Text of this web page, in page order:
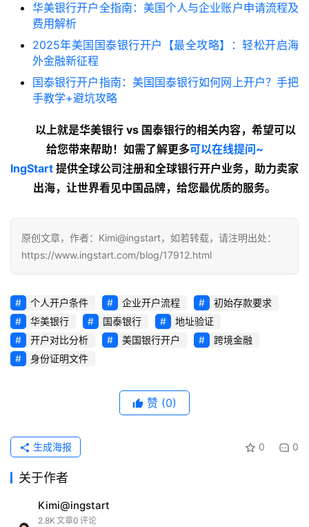
华美银行开户全指南：美国个人与企业账户申请流程及
费用解析
2025年美国国泰银行开户【最全攻略】：轻松开启海
外金融新征程
国泰银行开户指南：美国国泰银行如何网上开户？手把
手教学+避坑攻略
以上就是华美银行 vs 国泰银行的相关内容，希望可以
给您带来帮助！如需了解更多可以在线提问~
lngStart 提供全球公司注册和全球银行开户业务，助力卖家
出海，让世界看见中国品牌，给您最优质的服务。
原创文章，作者：Kimi@ingstart，如若转载，请注明出处：
https://www.ingstart.com/blog/17912.html
个人开户条件 企业开户流程
初始存款要求
华美银行
国泰银行
地址验证
开户对比分析
美国银行开户
跨境金融
身份证明文件
赞 (0)
0 0
生成海报
关于作者
Kimi@ingstart
2.8K 文章0 评论